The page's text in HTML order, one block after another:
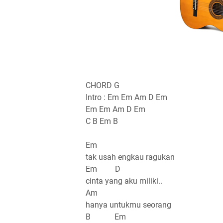
CHORD G
Intro : Em Em Am D Em
Em Em Am D Em
C B Em B
Em
tak usah engkau ragukan
Em D
cinta yang aku miliki..
Am
hanya untukmu seorang
B Em